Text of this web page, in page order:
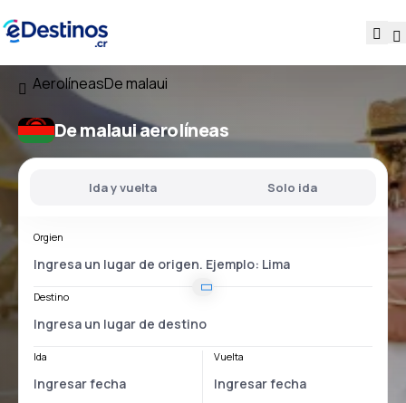
AerolíneasDe malaui
De malaui aerolíneas
Ida y vuelta Solo ida
Orgien
Destino
Ida Vuelta